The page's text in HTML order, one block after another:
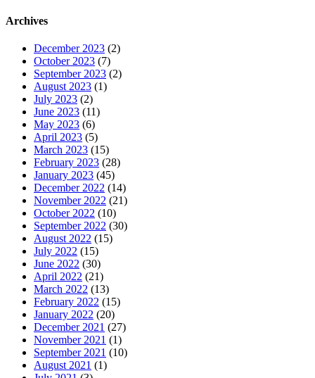
Archives
December 2023 (2)
October 2023 (7)
September 2023 (2)
August 2023 (1)
July 2023 (2)
June 2023 (11)
May 2023 (6)
April 2023 (5)
March 2023 (15)
February 2023 (28)
January 2023 (45)
December 2022 (14)
November 2022 (21)
October 2022 (10)
September 2022 (30)
August 2022 (15)
July 2022 (15)
June 2022 (30)
April 2022 (21)
March 2022 (13)
February 2022 (15)
January 2022 (20)
December 2021 (27)
November 2021 (1)
September 2021 (10)
August 2021 (1)